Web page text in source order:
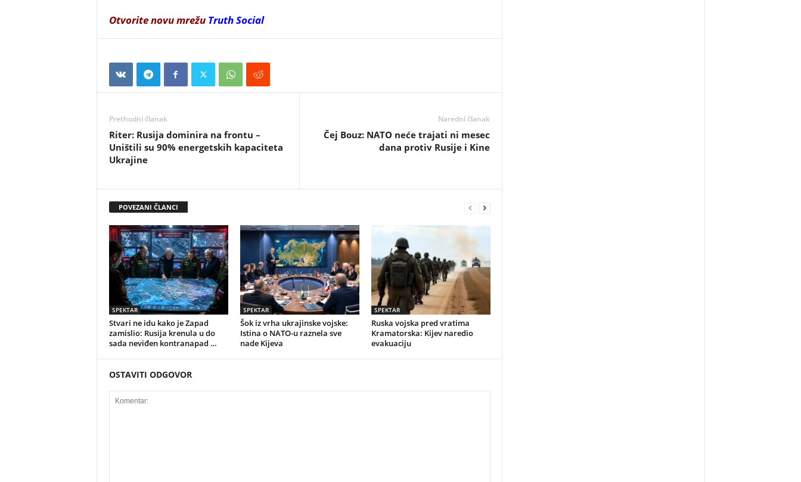
Otvorite novu mrežu Truth Social
Prethodni članak
Riter: Rusija dominira na frontu –
Uništili su 90% energetskih kapaciteta
Ukrajine
Naredni članak
Čej Bouz: NATO neće trajati ni mesec
dana protiv Rusije i Kine
POVEZANI ČLANCI
SPEKTAR
Stvari ne idu kako je Zapad
zamislio: Rusija krenula u do
sada neviđen kontranapad …
SPEKTAR
Šok iz vrha ukrajinske vojske:
Istina o NATO-u raznela sve
nade Kijeva
SPEKTAR
Ruska vojska pred vratima
Kramatorska: Kijev naredio
evakuaciju
OSTAVITI ODGOVOR